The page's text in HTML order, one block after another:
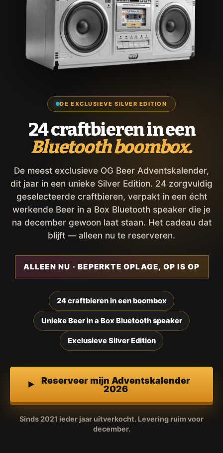
DE EXCLUSIEVE SILVER EDITION
24 craftbieren in een
Bluetooth boombox.
De meest exclusieve OG Beer Adventskalender,
dit jaar in een unieke Silver Edition. 24 zorgvuldig
geselecteerde craftbieren, verpakt in een écht
werkende Beer in a Box Bluetooth speaker die je
na december gewoon laat staan. Het cadeau dat
blijft — alleen nu te reserveren.
ALLEEN NU · BEPERKTE OPLAGE, OP IS OP
24 craftbieren in een boombox
Unieke Beer in a Box Bluetooth speaker
Exclusieve Silver Edition
Reserveer mijn Adventskalender
2026
Sinds 2021 ieder jaar uitverkocht. Levering ruim voor
december.